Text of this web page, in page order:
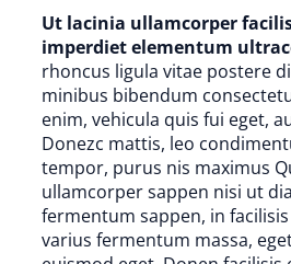
Ut lacinia ullamcorper
imperdiet elementum
rhoncus ligula vitae postere
minibus bibendum
enim, vehicula quis fui eget,
Donezc mattis, leo
tempor, purus nis maximus
ullamcorper sappen nisi ut
fermentum sappen, in
varius fermentum massa,